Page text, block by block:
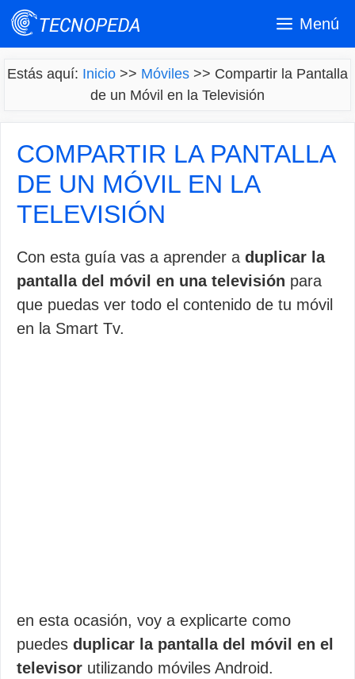
Saltar
Menú
Estás aquí: Inicio >> Móviles >> Compartir la Pantalla
de un Móvil en la Televisión
COMPARTIR LA PANTALLA
DE UN MÓVIL EN LA
TELEVISIÓN
Con esta guía vas a aprender a duplicar la
pantalla del móvil en una televisión para
que puedas ver todo el contenido de tu móvil
en la Smart Tv.
en esta ocasión, voy a explicarte como
puedes duplicar la pantalla del móvil en el
televisor utilizando móviles Android.